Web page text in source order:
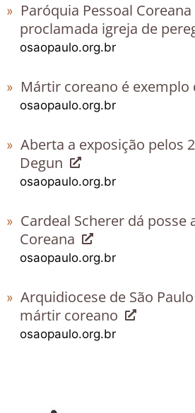
Paróquia Pessoal
proclamada igreja de
osaopaulo.org.br
Mártir coreano é
osaopaulo.org.br
Aberta a exposição pelos
Degun
osaopaulo.org.br
Cardeal Scherer dá posse
Coreana
osaopaulo.org.br
Arquidiocese de São
mártir coreano
osaopaulo.org.br